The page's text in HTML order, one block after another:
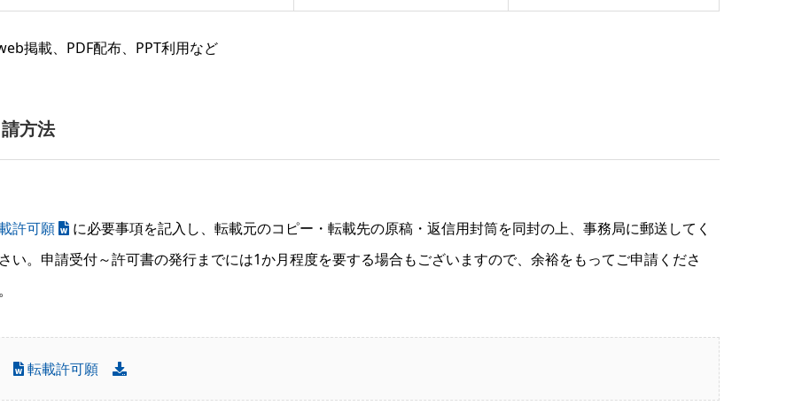
掲載、PDF配布、PPT利用など
方法
許可願
に必要事項を記入し、転載元のコピー・転載先の原稿・返信用封筒を同封の上、事務局に郵送してく
い。申請受付～許可書の発行までには1か月程度を要する場合もございますので、余裕をもってご申請くださ
転載許可願